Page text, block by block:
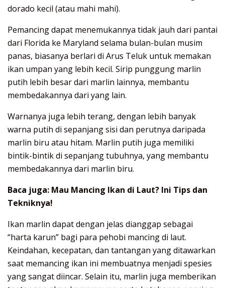
dorado kecil (atau mahi mahi).
Pemancing dapat menemukannya tidak jauh dari pantai
dari Florida ke Maryland selama bulan-bulan musim
panas, biasanya berlari di Arus Teluk untuk memakan
ikan umpan yang lebih kecil. Sirip punggung marlin
putih lebih besar dari marlin lainnya, membantu
membedakannya dari yang lain.
Warnanya juga lebih terang, dengan lebih banyak
warna putih di sepanjang sisi dan perutnya daripada
marlin biru atau hitam. Marlin putih juga memiliki
bintik-bintik di sepanjang tubuhnya, yang membantu
membedakannya dari marlin biru.
Baca juga: Mau Mancing Ikan di Laut? Ini Tips dan
Tekniknya!
Ikan marlin dapat dengan jelas dianggap sebagai
“harta karun” bagi para pehobi mancing di laut.
Keindahan, kecepatan, dan tantangan yang ditawarkan
saat memancing ikan ini membuatnya menjadi spesies
yang sangat diincar. Selain itu, marlin juga memberikan